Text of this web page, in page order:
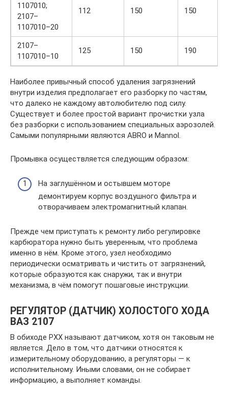
1107010;
2107–
1107010–20
112 150 150
2107–
1107010–10
125 150 190
Наиболее привычный способ удаления загрязнений
внутри изделия предполагает его разборку по частям,
что далеко не каждому автолюбителю под силу.
Существует и более простой вариант прочистки узла
без разборки с использованием специальных аэрозолей.
Самыми популярными являются ABRO и Mannol.
Промывка осуществляется следующим образом:
На заглушённом и остывшем моторе
демонтируем корпус воздушного фильтра и
отворачиваем электромагнитный клапан.
Прежде чем приступать к ремонту либо регулировке
карбюратора нужно быть уверенным, что проблема
именно в нём. Кроме этого, узел необходимо
периодически осматривать и чистить от загрязнений,
которые образуются как снаружи, так и внутри
механизма, в чём помогут пошаговые инструкции.
РЕГУЛЯТОР (ДАТЧИК) ХОЛОСТОГО ХОДА
ВАЗ 2107
В обиходе РХХ называют датчиком, хотя он таковым не
является. Дело в том, что датчики относятся к
измерительному оборудованию, а регуляторы — к
исполнительному. Иными словами, он не собирает
информацию, а выполняет команды.